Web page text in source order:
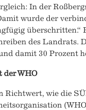
In der
wurde der
des Landrats.
damit 30 Prozent
der WHO
Richtwert, wie die